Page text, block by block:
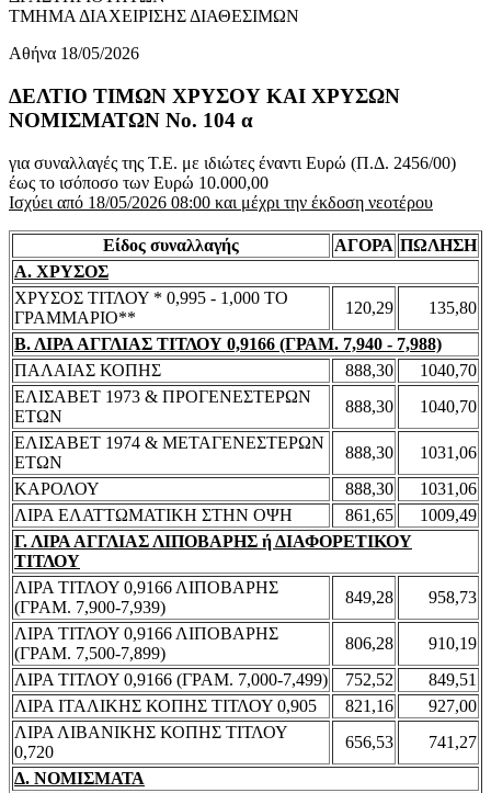
ΤΜΗΜΑ ΔΙΑΧΕΙΡΙΣΗΣ ΔΙΑΘΕΣΙΜΩΝ
Αθήνα 18/05/2026
ΔΕΛΤΙΟ ΤΙΜΩΝ ΧΡΥΣΟΥ ΚΑΙ ΧΡΥΣΩΝ
ΝΟΜΙΣΜΑΤΩΝ No. 104 α
για συναλλαγές της Τ.Ε. με ιδιώτες έναντι Ευρώ (Π.Δ. 2456/00)
έως το ισόποσο των Ευρώ 10.000,00
Ισχύει από 18/05/2026 08:00 και μέχρι την έκδοση νεοτέρου
Είδος συναλλαγής ΑΓΟΡΑ ΠΩΛΗΣΗ
Α. ΧΡΥΣΟΣ
ΧΡΥΣΟΣ ΤΙΤΛΟΥ * 0,995 - 1,000 ΤΟ
ΓΡΑΜΜΑΡΙΟ**
120,29
135,80
Β. ΛΙΡΑ ΑΓΓΛΙΑΣ ΤΙΤΛΟΥ 0,9166 (ΓΡΑΜ. 7,940 - 7,988)
ΠΑΛΑΙΑΣ ΚΟΠΗΣ
888,30
1040,70
ΕΛΙΣΑΒΕΤ 1973 & ΠΡΟΓΕΝΕΣΤΕΡΩΝ
ΕΤΩΝ
888,30
1040,70
ΕΛΙΣΑΒΕΤ 1974 & ΜΕΤΑΓΕΝΕΣΤΕΡΩΝ
ΕΤΩΝ
888,30
1031,06
ΚΑΡΟΛΟΥ
888,30
1031,06
ΛΙΡΑ ΕΛΑΤΤΩΜΑΤΙΚΗ ΣΤΗΝ ΟΨΗ
861,65
1009,49
Γ. ΛΙΡΑ ΑΓΓΛΙΑΣ ΛΙΠΟΒΑΡΗΣ ή ΔΙΑΦΟΡΕΤΙΚΟΥ
ΤΙΤΛΟΥ
ΛΙΡΑ ΤΙΤΛΟΥ 0,9166 ΛΙΠΟΒΑΡΗΣ
(ΓΡΑΜ. 7,900-7,939)
849,28
958,73
ΛΙΡΑ ΤΙΤΛΟΥ 0,9166 ΛΙΠΟΒΑΡΗΣ
(ΓΡΑΜ. 7,500-7,899)
806,28
910,19
ΛΙΡΑ ΤΙΤΛΟΥ 0,9166 (ΓΡΑΜ. 7,000-7,499)
752,52
849,51
ΛΙΡΑ ΙΤΑΛΙΚΗΣ ΚΟΠΗΣ ΤΙΤΛΟΥ 0,905
821,16
927,00
ΛΙΡΑ ΛΙΒΑΝΙΚΗΣ ΚΟΠΗΣ ΤΙΤΛΟΥ
0,720
656,53
741,27
Δ. ΝΟΜΙΣΜΑΤΑ